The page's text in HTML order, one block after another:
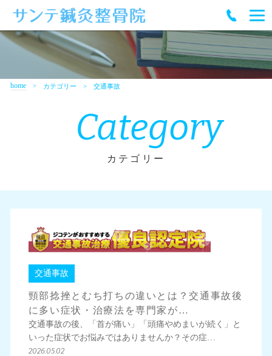
home カテゴリー 交通事故
Category
カテゴリー
交通事故
頸部捻挫とむち打ちの違いとは？交通事故後
に多い症状・治療法を専門家が…
交通事故の後、「首が痛い」「頭痛やめまいが続く」と
いった症状でお悩みではありませんか？その症…
2026.05.02